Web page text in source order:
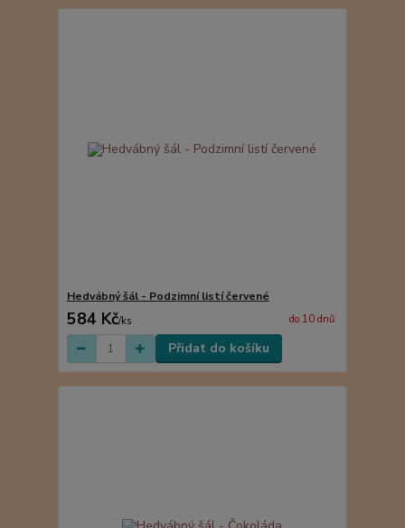
Hedvábný šál - Podzimní listí červené
584 Kč/ks do 10 dnů
Přidat do košíku